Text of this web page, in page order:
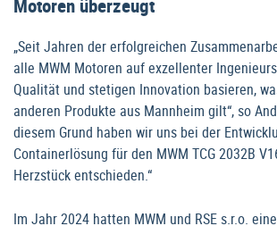
Motoren überzeugt
„Seit Jahren der erfolgreichen
alle MWM Motoren auf exzellenter
Qualität und stetigen Innovation basieren,
anderen Produkte aus Mannheim gilt“, so
diesem Grund haben wir uns bei der
Containerlösung für den MWM TCG 2032B
Herzstück entschieden.“
Im Jahr 2024 hatten MWM und RSE s.r.o.